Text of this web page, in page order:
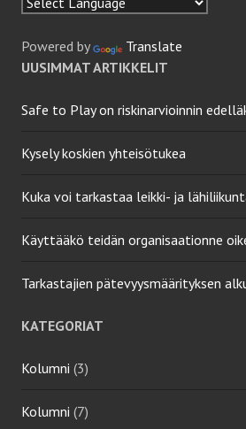
Powered by
Translate
UUSIMMAT ARTIKKELIT
Safe to Play on riskinarvioinnin
Kysely koskien yhteisötukea
Kuka voi tarkastaa leikki- ja
Käyttääkö teidän organisaationne
Tarkastajien pätevyysmäärityksen
KATEGORIAT
Kolumni (3)
Kolumni (7)